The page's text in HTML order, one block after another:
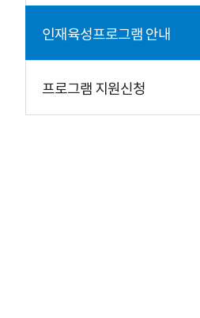
인재육성프로그램 안내
프로그램 지원신청